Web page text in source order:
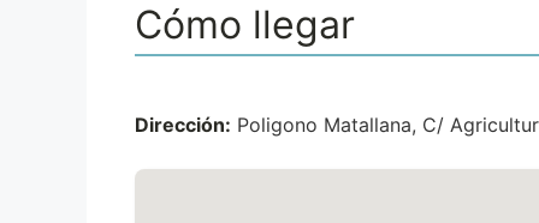
Cómo llegar
Dirección: Poligono Matallana, C/